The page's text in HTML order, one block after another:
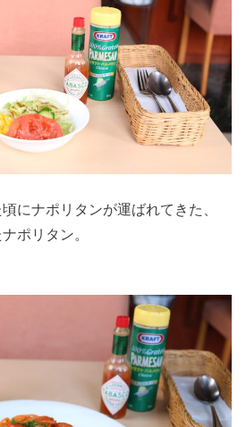
にナポリタンが運ばれてきた、
ポリタン。